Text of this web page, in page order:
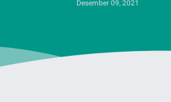
Desember 09, 2021